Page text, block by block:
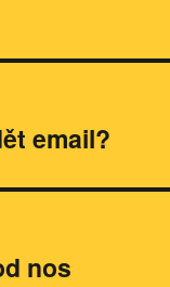
email?
nos